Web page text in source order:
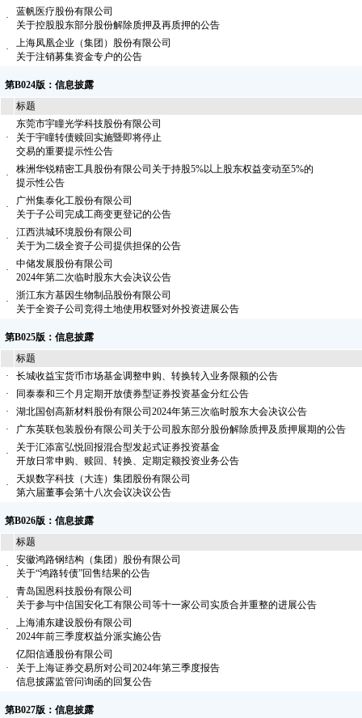
·
蓝帆医疗股份有限公司
关于控股股东部分股份解除质押及再质押的公告
·
上海凤凰企业（集团）股份有限公司
关于注销募集资金专户的公告
第B024版：信息披露
标题
·
东莞市宇瞳光学科技股份有限公司
关于宇瞳转债赎回实施暨即将停止
交易的重要提示性公告
·
株洲华锐精密工具股份有限公司关于持股5%以上股东权益变动至5%的
提示性公告
·
广州集泰化工股份有限公司
关于子公司完成工商变更登记的公告
·
江西洪城环境股份有限公司
关于为二级全资子公司提供担保的公告
·
中储发展股份有限公司
2024年第二次临时股东大会决议公告
·
浙江东方基因生物制品股份有限公司
关于全资子公司竞得土地使用权暨对外投资进展公告
第B025版：信息披露
标题
·
长城收益宝货币市场基金调整申购、转换转入业务限额的公告
·
同泰泰和三个月定期开放债券型证券投资基金分红公告
·
湖北国创高新材料股份有限公司2024年第三次临时股东大会决议公告
·
广东英联包装股份有限公司关于公司股东部分股份解除质押及质押展期的公告
·
关于汇添富弘悦回报混合型发起式证券投资基金
开放日常申购、赎回、转换、定期定额投资业务公告
·
天娱数字科技（大连）集团股份有限公司
第六届董事会第十八次会议决议公告
第B026版：信息披露
标题
·
安徽鸿路钢结构（集团）股份有限公司
关于“鸿路转债”回售结果的公告
·
青岛国恩科技股份有限公司
关于参与中信国安化工有限公司等十一家公司实质合并重整的进展公告
·
上海浦东建设股份有限公司
2024年前三季度权益分派实施公告
·
亿阳信通股份有限公司
关于上海证券交易所对公司2024年第三季度报告
信息披露监管问询函的回复公告
第B027版：信息披露